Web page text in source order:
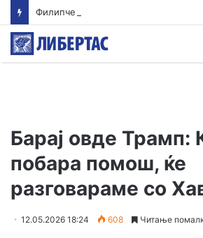
Барај овде Трамп:
побара помош, ќе
разговараме со
12.05.2026 18:24 608 Читање